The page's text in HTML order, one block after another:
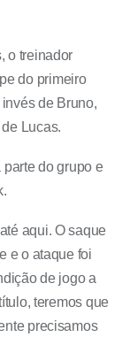
o treinador
do primeiro
de Bruno,
Lucas.
do grupo e
aqui. O saque
e o ataque foi
de jogo a
teremos que
precisamos